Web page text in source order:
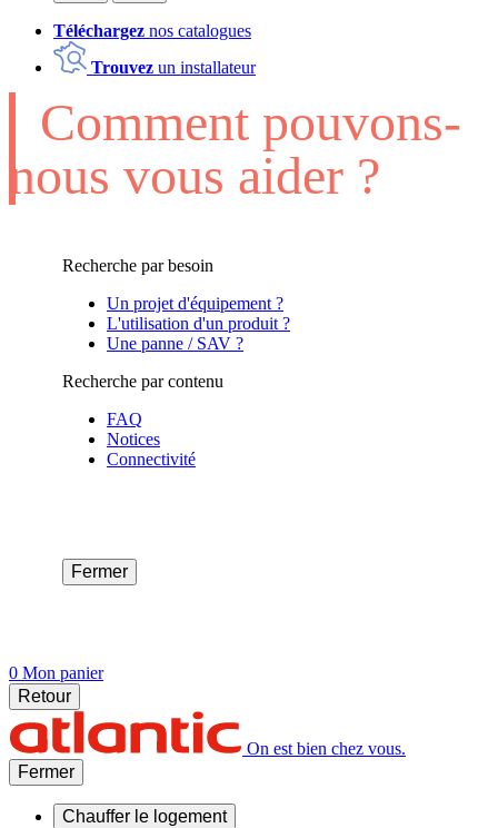
Téléchargez nos catalogues
Trouvez un installateur
Comment pouvons-
nous vous aider ?
Recherche par besoin
Un projet d'équipement ?
L'utilisation d'un produit ?
Une panne / SAV ?
Recherche par contenu
FAQ
Notices
Connectivité
Fermer
0 Mon panier
Retour
On est bien chez vous.
Fermer
Chauffer le logement